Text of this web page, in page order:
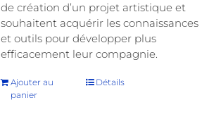
de création d’un projet artistique et
souhaitent acquérir les connaissances
et outils pour développer plus
efficacement leur compagnie.
Ajouter au
panier
Détails